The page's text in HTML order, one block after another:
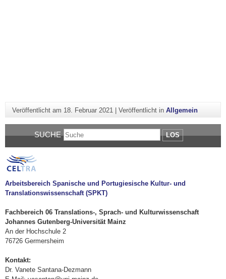
Veröffentlicht am 18. Februar 2021 | Veröffentlicht in Allgemein
SUCHE LOS
Arbeitsbereich Spanische und Portugiesische Kultur- und
Translationswissenschaft (SPKT)
Fachbereich 06 Translations-, Sprach- und Kulturwissenschaft
Johannes Gutenberg-Universität Mainz
An der Hochschule 2
76726 Germersheim
Kontakt:
Dr. Vanete Santana-Dezmann